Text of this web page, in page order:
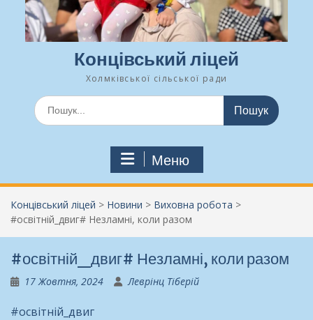
Концівський ліцей
Холмківської сільської ради
Шукати:
Меню
Концівський ліцей > Новини > Виховна робота >
#освітній_двиг# Незламні, коли разом
#освітній_двиг# Незламні, коли разом
17 Жовтня, 2024 Леврінц Тіберій
#освітній_двиг